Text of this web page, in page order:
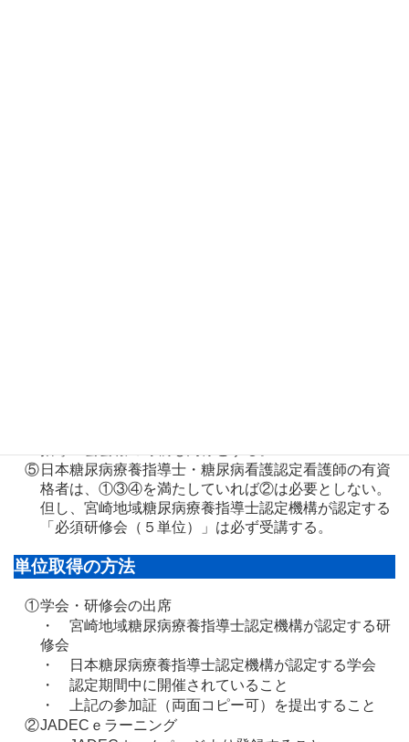
⑤ 日本糖尿病療養指導士・糖尿病看護認定看護師の有資
格者は、①③④を満たしていれば②は必要としない。
但し、宮崎地域糖尿病療養指導士認定機構が認定する
「必須研修会（５単位）」は必ず受講する。
単位取得の方法
①学会・研修会の出席
・ 宮崎地域糖尿病療養指導士認定機構が認定する研
修会
・ 日本糖尿病療養指導士認定機構が認定する学会
・ 認定期間中に開催されていること
・ 上記の参加証（両面コピー可）を提出すること
②JADECｅラーニング